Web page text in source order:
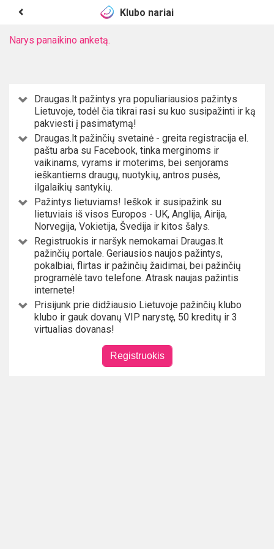
Klubo nariai
Narys panaikino anketą.
Draugas.lt pažintys yra populiariausios pažintys
Lietuvoje, todėl čia tikrai rasi su kuo susipažinti ir ką
pakviesti į pasimatymą!
Draugas.lt pažinčių svetainė - greita registracija el.
paštu arba su Facebook, tinka merginoms ir
vaikinams, vyrams ir moterims, bei senjorams
ieškantiems draugų, nuotykių, antros pusės,
ilgalaikių santykių.
Pažintys lietuviams! Ieškok ir susipažink su
lietuviais iš visos Europos - UK, Anglija, Airija,
Norvegija, Vokietija, Švedija ir kitos šalys.
Registruokis ir naršyk nemokamai Draugas.lt
pažinčių portale. Geriausios naujos pažintys,
pokalbiai, flirtas ir pažinčių žaidimai, bei pažinčių
programėlė tavo telefone. Atrask naujas pažintis
internete!
Prisijunk prie didžiausio Lietuvoje pažinčių klubo
klubo ir gauk dovanų VIP narystę, 50 kreditų ir 3
virtualias dovanas!
Registruokis